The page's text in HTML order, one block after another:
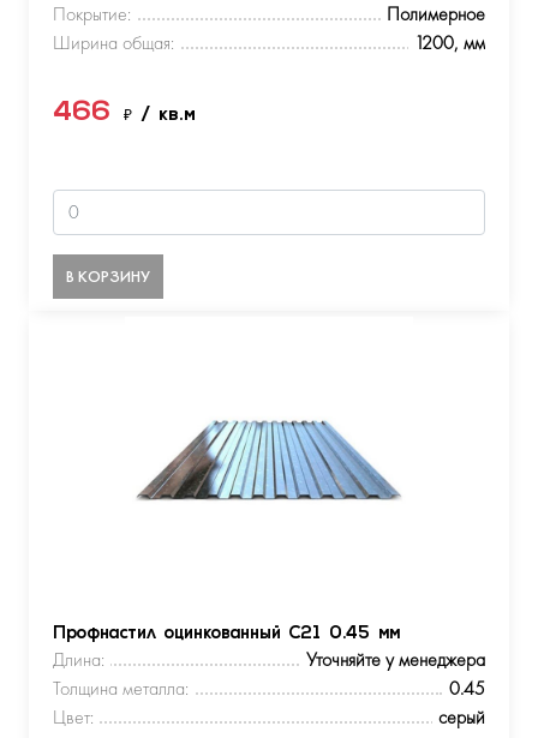
Покрытие:
Полимерное
Ширина общая:
1200, мм
466 ₽ / кв.м
В КОРЗИНУ
Профнастил оцинкованный С21 0.45 мм
Длина:
Уточняйте у менеджера
Толщина металла:
0.45
Цвет:
серый